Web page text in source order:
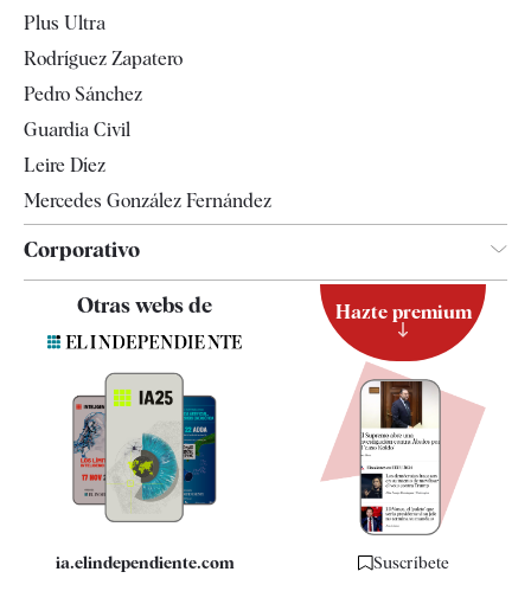
Televisión
Plus Ultra
Rodríguez Zapatero
Pedro Sánchez
Guardia Civil
Leire Díez
Mercedes González Fernández
Corporativo
Quiénes somos
Especificaciones
Otras webs de
ia.elindependiente.com
Hazte premium
Suscríbete